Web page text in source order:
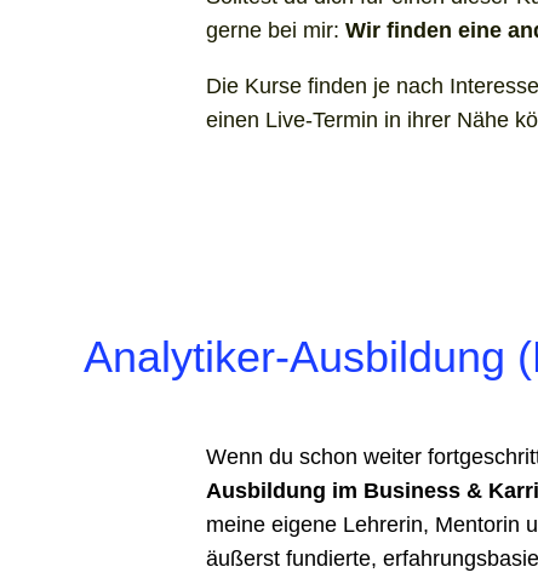
gerne bei mir: Wir finden eine
Die Kurse finden je nach
einen Live-Termin in ihrer Nähe
Analytiker-Ausbildung
Wenn du schon weiter
Ausbildung im Business &
meine eigene Lehrerin, Mentorin
äußerst fundierte,